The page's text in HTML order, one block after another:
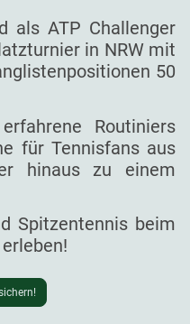
als ATP Challenger
in NRW mit
50
Routiniers
für Tennisfans aus
hinaus zu einem
Spitzentennis beim